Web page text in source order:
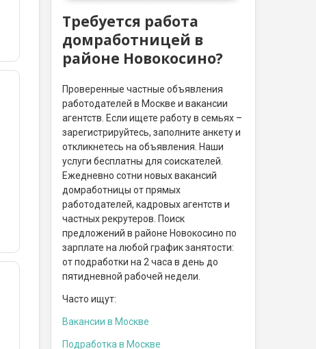
Требуется работа
домработницей в
районе Новокосино?
Проверенные частные объявления
работодателей в Москве и вакансии
агентств. Если ищете работу в семьях –
зарегистрируйтесь, заполните анкету и
откликнетесь на объявления. Наши
услуги бесплатны для соискателей.
Ежедневно сотни новых вакансий
домработницы от прямых
работодателей, кадровых агентств и
частных рекрутеров. Поиск
предложений в районе Новокосино по
зарплате на любой график занятости:
от подработки на 2 часа в день до
пятидневной рабочей недели.
Часто ищут:
Вакансии в Москве
Подработка в Москве